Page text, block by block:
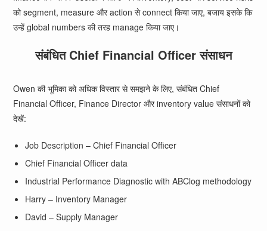
को segment, measure और action से connect किया जाए, बजाय इसके कि
उन्हें global numbers की तरह manage किया जाए।
संबंधित Chief Financial Officer संसाधन
Owen की भूमिका को अधिक विस्तार से समझने के लिए, संबंधित Chief
Financial Officer, Finance Director और inventory value संसाधनों को
देखें:
Job Description – Chief Financial Officer
Chief Financial Officer data
Industrial Performance Diagnostic with ABClog methodology
Harry – Inventory Manager
David – Supply Manager